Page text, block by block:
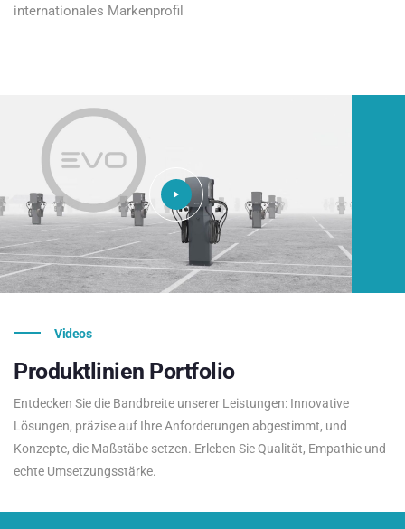
internationales Markenprofil
Videos
Produktlinien Portfolio
Entdecken Sie die Bandbreite unserer Leistungen: Innovative
Lösungen, präzise auf Ihre Anforderungen abgestimmt, und
Konzepte, die Maßstäbe setzen. Erleben Sie Qualität, Empathie und
echte Umsetzungsstärke.